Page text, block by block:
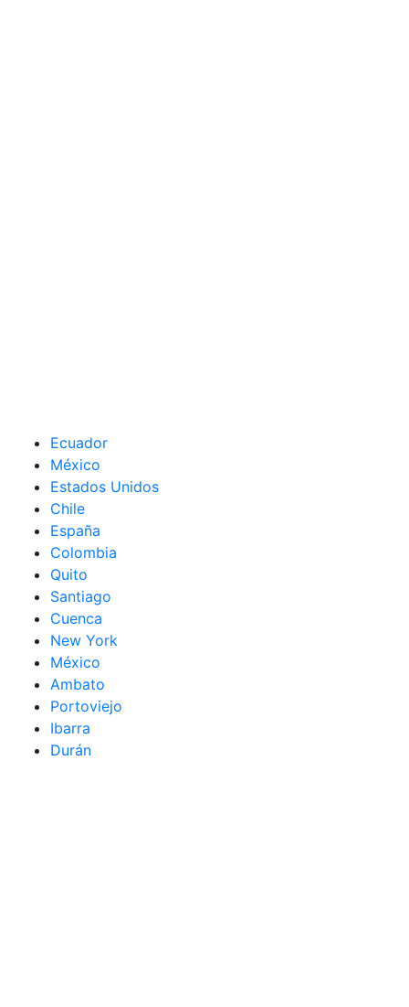
Ecuador
México
Estados Unidos
Chile
España
Colombia
Quito
Santiago
Cuenca
New York
México
Ambato
Portoviejo
Ibarra
Durán